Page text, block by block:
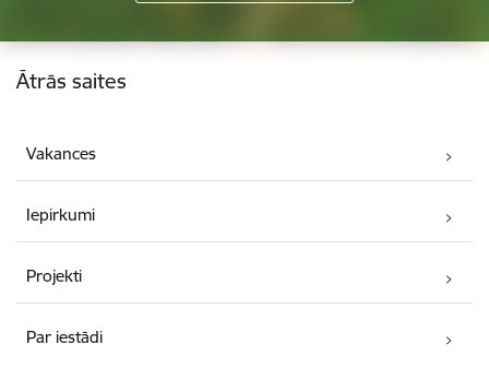
Kājene
Ātrās saites
Vakances
Iepirkumi
Projekti
Par iestādi